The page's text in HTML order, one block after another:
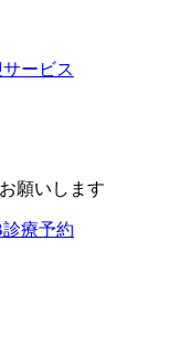
ービス
願いします
療予約